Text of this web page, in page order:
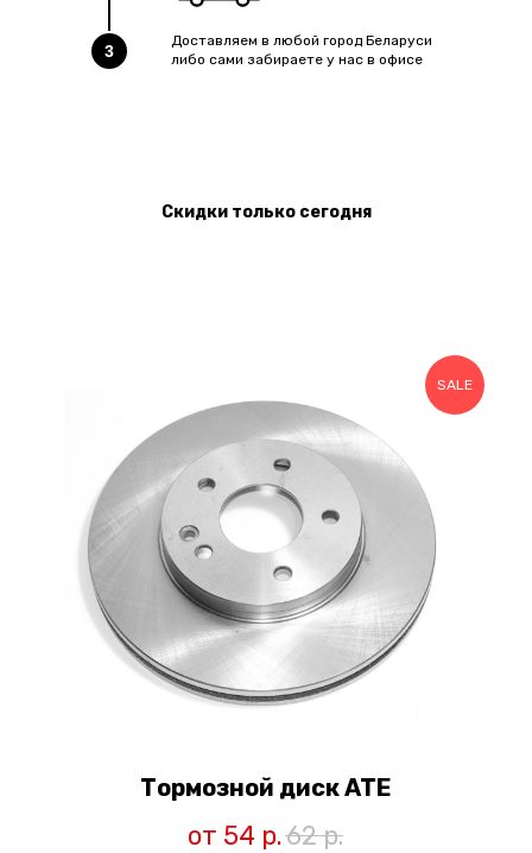
3
Доставляем в любой город Беларуси
либо сами забираете у нас в офисе
Скидки только сегодня
SALE
Тормозной диск ATE
от 54 р.62р.